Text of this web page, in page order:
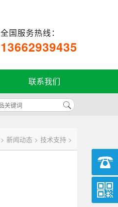
全国服务热线：
13662939435
联系我们
> 新闻动态 > 技术支持 >